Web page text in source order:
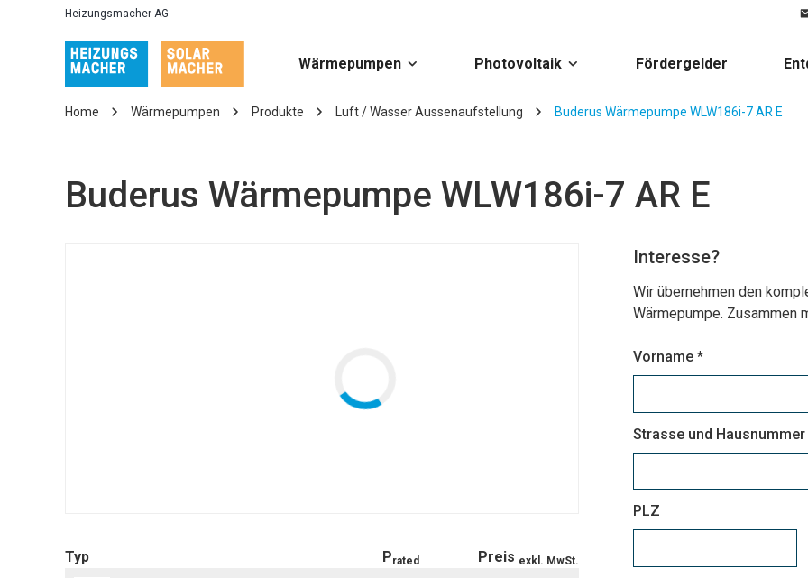
Heizungsmacher AG
Wärmepumpen Photovoltaik Fördergelder
Home Wärmepumpen Produkte Luft / Wasser Aussenaufstellung Buderus Wärmepumpe WLW186i-7 AR E
Buderus Wärmepumpe WLW186i-7 AR E
Typ Prated Preis exkl. MwSt.
Interesse?
Wir übernehmen den
Wärmepumpe. Zusammen
Vorname *
Strasse und Hausnummer
PLZ